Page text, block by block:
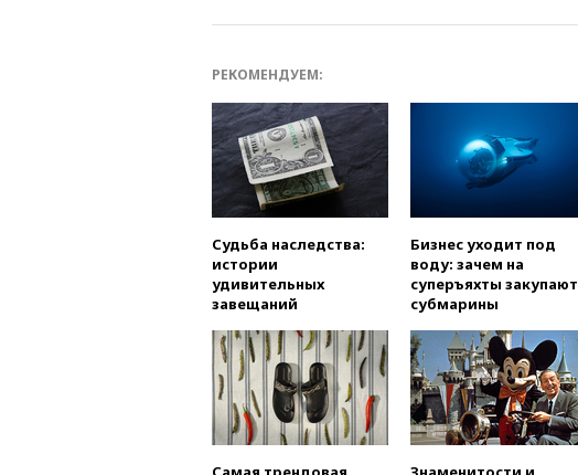
РЕКОМЕНДУЕМ:
Судьба наследства:
истории
удивительных
завещаний
Бизнес уходит под
воду: зачем на
суперъяхты закупают
субмарины